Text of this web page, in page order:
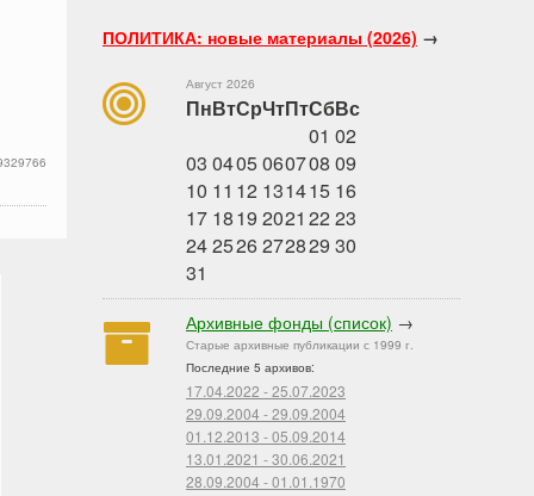
ПОЛИТИКА: новые материалы (2026) →
Август 2026
ПнВтСрЧтПтСбВс
01 02
03 0405060708 09
10 11 12 131415 16
17 1819 2021 22 23
242526272829 30
31
Архивные фонды (список) →
Старые архивные публикации с 1999 г.
Последние 5 архивов:
17.04.2022 - 25.07.2023
29.09.2004 - 29.09.2004
01.12.2013 - 05.09.2014
13.01.2021 - 30.06.2021
28.09.2004 - 01.01.1970